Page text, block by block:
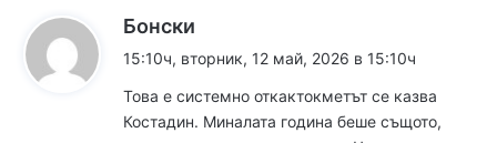
Бонски
а
:
15:10ч, вторник, 12 май, 2026 в 15:10ч
Това е системно откактокметът се казва
Костадин. Миналата година беше същото,